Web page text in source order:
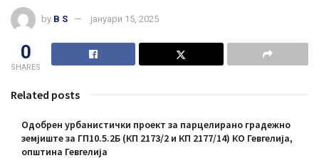
by B S јануари 15, 2025
0
SHARES
Related posts
Одобрен урбанистички проект за парцелирано градежно
земјиште за ГП10.5.2Б (КП 2173/2 и КП 2177/14) КО Гевгелија,
општина Гевгелија